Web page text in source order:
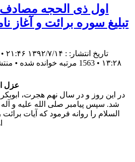
اول ذی الحجه مصادف
تبلیغ سوره برائت و آغاز
۱۳:۲۸ • 1563 مرتبه خوانده شده •
عزل
در این روز و در سال نهم هجرت،
شد. سپس پیامبر صلی الله علیه و آله
السلام را روانه فرمود که آیات برائت